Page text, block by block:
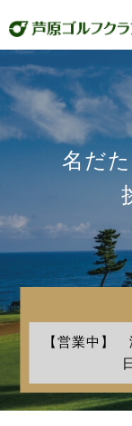
名だ
【営業中】
ホーム
海コース
湖コース
クラブ競技
施設案内
交通アクセス